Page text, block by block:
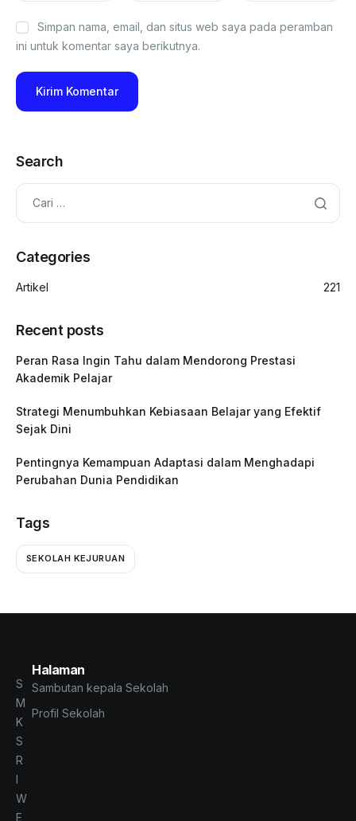
Simpan nama, email, dan situs web saya pada peramban
ini untuk komentar saya berikutnya.
Search
Categories
Artikel 221
Recent posts
Peran Rasa Ingin Tahu dalam Mendorong Prestasi
Akademik Pelajar
Strategi Menumbuhkan Kebiasaan Belajar yang Efektif
Sejak Dini
Pentingnya Kemampuan Adaptasi dalam Menghadapi
Perubahan Dunia Pendidikan
Tags
SEKOLAH KEJURUAN
S
M
K
S
R
I
W
E
Halaman
Sambutan kepala Sekolah
Profil Sekolah